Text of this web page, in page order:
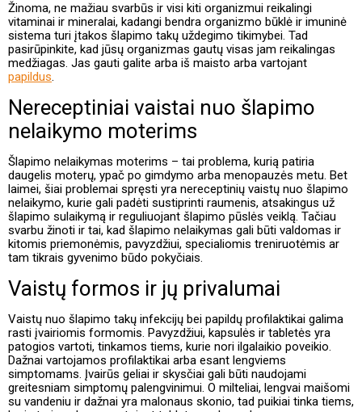
Žinoma, ne mažiau svarbūs ir visi kiti organizmui reikalingi
vitaminai ir mineralai, kadangi bendra organizmo būklė ir imuninė
sistema turi įtakos šlapimo takų uždegimo tikimybei. Tad
pasirūpinkite, kad jūsų organizmas gautų visas jam reikalingas
medžiagas. Jas gauti galite arba iš maisto arba vartojant
papildus.
Nereceptiniai vaistai nuo šlapimo
nelaikymo moterims
Šlapimo nelaikymas moterims – tai problema, kurią patiria
daugelis moterų, ypač po gimdymo arba menopauzės metu. Bet
laimei, šiai problemai spręsti yra nereceptinių vaistų nuo šlapimo
nelaikymo, kurie gali padėti sustiprinti raumenis, atsakingus už
šlapimo sulaikymą ir reguliuojant šlapimo pūslės veiklą. Tačiau
svarbu žinoti ir tai, kad šlapimo nelaikymas gali būti valdomas ir
kitomis priemonėmis, pavyzdžiui, specialiomis treniruotėmis ar
tam tikrais gyvenimo būdo pokyčiais.
Vaistų formos ir jų privalumai
Vaistų nuo šlapimo takų infekcijų bei papildų profilaktikai galima
rasti įvairiomis formomis. Pavyzdžiui, kapsulės ir tabletės yra
patogios vartoti, tinkamos tiems, kurie nori ilgalaikio poveikio.
Dažnai vartojamos profilaktikai arba esant lengviems
simptomams. Įvairūs geliai ir skysčiai gali būti naudojami
greitesniam simptomų palengvinimui. O milteliai, lengvai maišomi
su vandeniu ir dažnai yra malonaus skonio, tad puikiai tinka tiems,